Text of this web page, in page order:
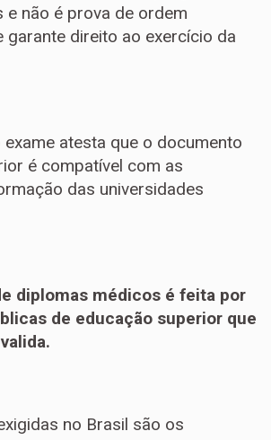
não é prova de ordem
garante direito ao exercício da
atesta que o documento
é compatível com as
das universidades
diplomas médicos é feita por
de educação superior que
no Brasil são os